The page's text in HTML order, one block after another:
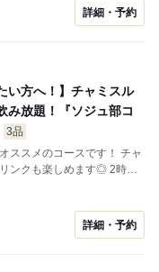
詳細・予約
い方へ！】チャミスル
み放題！『ソジュ部コ
3品
スメのコースです！ チャ
クも楽しめます◎ 2時間
詳細・予約